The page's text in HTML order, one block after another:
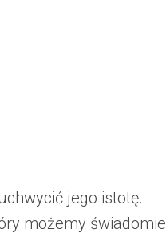
jego istotę.
możemy świadomie